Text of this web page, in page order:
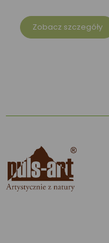
Zobacz szczegóły